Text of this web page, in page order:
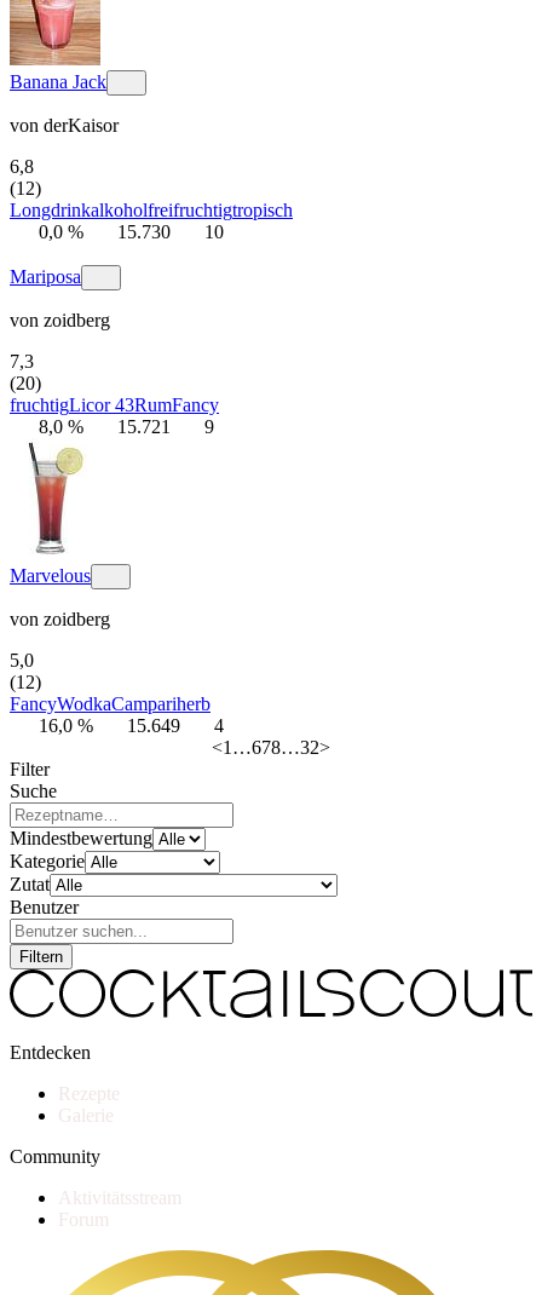
Banana Jack
von derKaisor
6,8
(12)
Longdrinkalkoholfreifruchtigtropisch
0,0 %
15.730 10
Mariposa
von zoidberg
7,3
(20)
fruchtigLicor 43RumFancy
8,0 %
15.721 9
Marvelous
von zoidberg
5,0
(12)
FancyWodkaCampariherb
16,0 %
15.649
4
<1 …678…32>
Filter
Suche
Mindestbewertung
Kategorie
Zutat
Benutzer
Filtern
Entdecken
Rezepte
Galerie
Community
Aktivitätsstream
Forum